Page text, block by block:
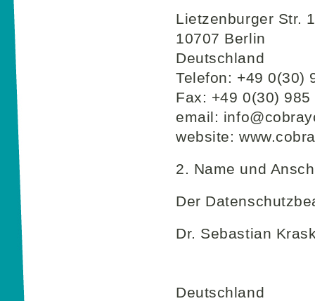
Lietzenburger Str.
10707 Berlin
Deutschland
Telefon: +49 0(30)
Fax: +49 0(30)
email:
website:
2. Name und
Der
Dr. Sebastian
Deutschland